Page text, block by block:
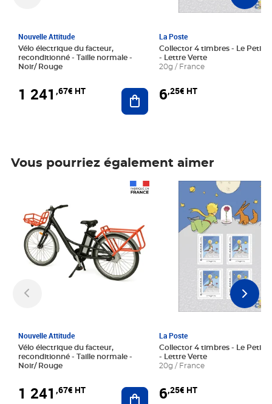
Nouvelle Attitude
Vélo électrique du facteur,
reconditionné - Taille normale -
Noir/ Rouge
1 241 ,67€ HT Ajouter au panier
La Poste
Collector 4 timbres - Le Petit
- Lettre Verte
20g / France
6,25€ HT
Vous pourriez également aimer
Nouvelle Attitude
Vélo électrique du facteur,
reconditionné - Taille normale -
Noir/ Rouge
1 241 ,67€ HT Ajouter au panier
La Poste
Collector 4 timbres - Le Petit
- Lettre Verte
20g / France
6,25€ HT
Prix 6,25€ HT